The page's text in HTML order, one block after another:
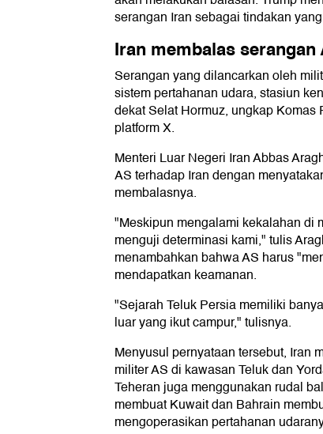
serangan Iran sebagai tindakan
Iran membalas
Serangan yang dilancarkan oleh
sistem pertahanan udara, stasiun
dekat Selat Hormuz, ungkap
platform X.
Menteri Luar Negeri Iran Abbas
AS terhadap Iran dengan
membalasnya.
"Meskipun mengalami kekalahan di
menguji determinasi kami," tulis
menambahkan bahwa AS harus
mendapatkan keamanan.
"Sejarah Teluk Persia memiliki
luar yang ikut campur," tulisnya.
Menyusul pernyataan tersebut, Iran
militer AS di kawasan Teluk dan
Teheran juga menggunakan rudal
membuat Kuwait dan Bahrain
mengoperasikan pertahanan